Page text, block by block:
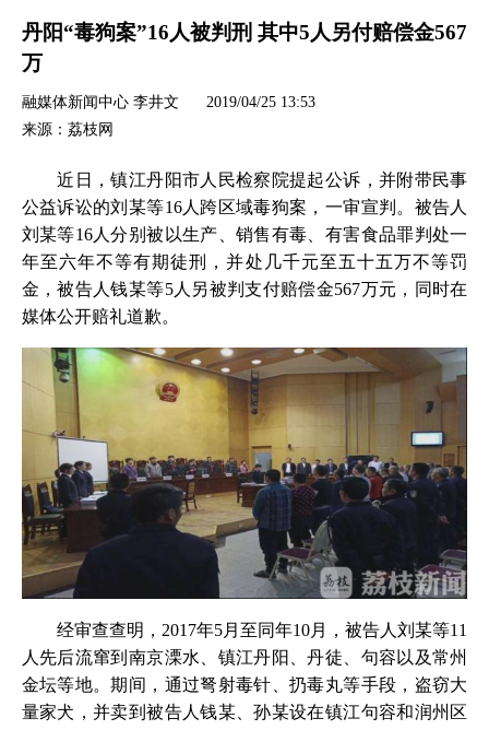
丹阳“毒狗案”16人被判刑 其中5人另付赔偿金567
万
融媒体新闻中心 李井文
2019/04/25 13:53
来源：荔枝网
近日，镇江丹阳市人民检察院提起公诉，并附带民事
公益诉讼的刘某等16人跨区域毒狗案，一审宣判。被告人
刘某等16人分别被以生产、销售有毒、有害食品罪判处一
年至六年不等有期徒刑，并处几千元至五十五万不等罚
金，被告人钱某等5人另被判支付赔偿金567万元，同时在
媒体公开赔礼道歉。
经审查查明，2017年5月至同年10月，被告人刘某等11
人先后流窜到南京溧水、镇江丹阳、丹徒、句容以及常州
金坛等地。期间，通过弩射毒针、扔毒丸等手段，盗窃大
量家犬，并卖到被告人钱某、孙某设在镇江句容和润州区